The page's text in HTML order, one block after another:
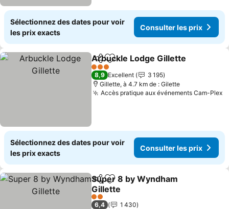
Sélectionnez des dates pour voir
les prix exacts
Consulter les prix
PartagerAjouter à mes favoris
Arbuckle Lodge Gillette
3 Étoiles
8,9 Excellent
3 195
Gillette, à 4.7 km de : Gilette
Accès pratique aux événements Cam-Plex
Sélectionnez des dates pour voir
les prix exacts
Consulter les prix
PartagerAjouter à mes favoris
Super 8 by Wyndham
Gillette
Consulter les prix
2 Étoiles
6,4
1 430